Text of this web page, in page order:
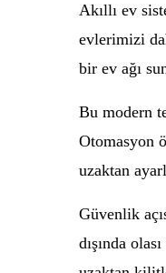
Akıllı ev
evlerimizi
bir ev ağı
Bu modern
Otomasyon
uzaktan
Güvenlik
dışında